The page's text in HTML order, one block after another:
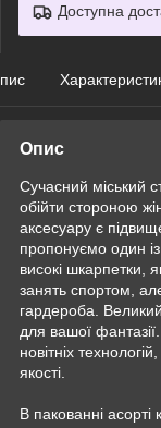
Доступна
Опис
Сучасний міський
обійти стороною
аксесуару є
пропонуємо один
високі шкарпетки,
занять спортом,
гардероба.
для вашої
новітніх
якості.
В пакованні асорті